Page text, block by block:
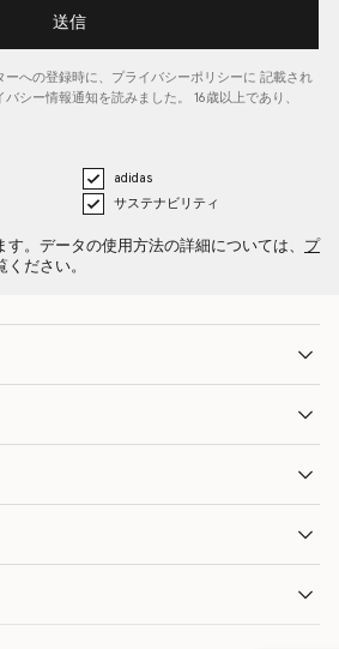
送信
への登録時に、 プライバシーポリシーに 記載され
シー情報通知を読みました。 16歳以上であり、
adidas
サステナビリティ
。データの使用方法の詳細については、 プ
ください。